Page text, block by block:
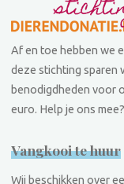
Af en toe hebben we
deze stichting sparen
benodigdheden voor
euro. Help je ons
Vangkooi te huur
Wij beschikken over